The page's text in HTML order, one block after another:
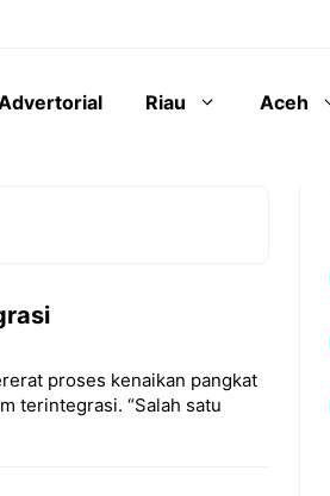
Riau Aceh
proses kenaikan pangkat
terintegrasi. “Salah satu